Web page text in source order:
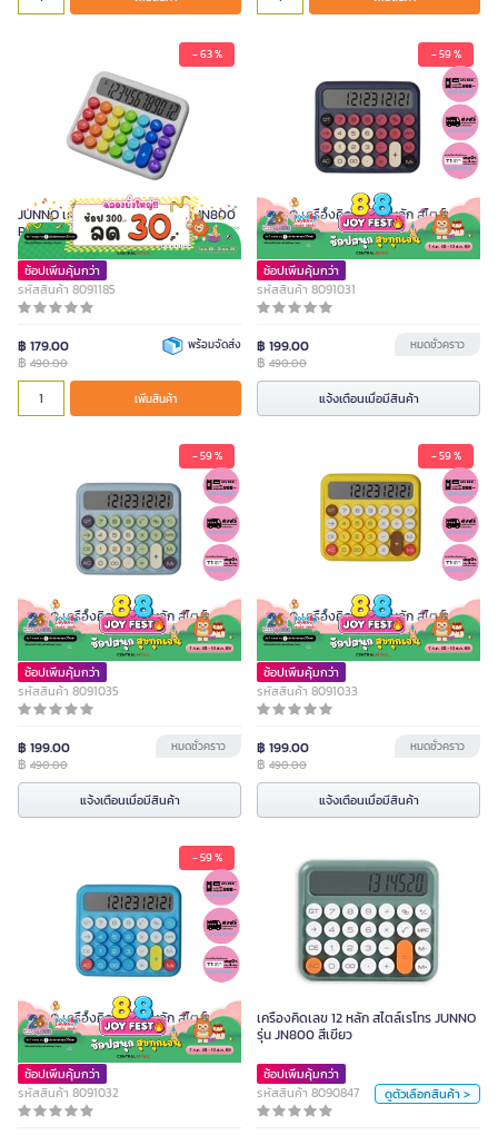
- 63 %
JUNNO เครื่องคิดเลข 12 หลัก รุ่น JN800
PRIDE คละสี
ช้อปเพิ่มคุ้มกว่า
รหัสสินค้า 8091185
฿ 179.00
฿ 490.00
พร้อมจัดส่ง
เพิ่มสินค้า
- 59 %
JUNNO เครื่องคิดเลข 12 หลัก สไตล์เรโทร
รุ่น JN800 สีดำ KIKI BLACK
ช้อปเพิ่มคุ้มกว่า
รหัสสินค้า 8091031
฿ 199.00
฿ 490.00
หมดชั่วคราว
แจ้งเตือนเมื่อมีสินค้า
- 59 %
JUNNO เครื่องคิดเลข 12 หลัก สไตล์เรโทร
รุ่น JN800 สีเขียว TORO GREEN
ช้อปเพิ่มคุ้มกว่า
รหัสสินค้า 8091035
฿ 199.00
฿ 490.00
หมดชั่วคราว
แจ้งเตือนเมื่อมีสินค้า
- 59 %
JUNNO เครื่องคิดเลข 12 หลัก สไตล์เรโทร
รุ่น JN800 สีเหลือง PIKA YELLOW
ช้อปเพิ่มคุ้มกว่า
รหัสสินค้า 8091033
฿ 199.00
฿ 490.00
หมดชั่วคราว
แจ้งเตือนเมื่อมีสินค้า
- 59 %
JUNNO เครื่องคิดเลข 12 หลัก สไตล์เรโทร
รุ่น JN800 สีฟ้า DORA BLUE
ช้อปเพิ่มคุ้มกว่า
รหัสสินค้า 8091032
เครื่องคิดเลข 12 หลัก สไตล์เรโทร JUNNO
รุ่น JN800 สีเขียว
ช้อปเพิ่มคุ้มกว่า
รหัสสินค้า 8090847
ดูตัวเลือกสินค้า >
เครื่องคิดเลข 12 หลัก สไตล์เรโทร
JUNNO รุ่น JN800 สีเขียว
สี
เขียว
ขาว